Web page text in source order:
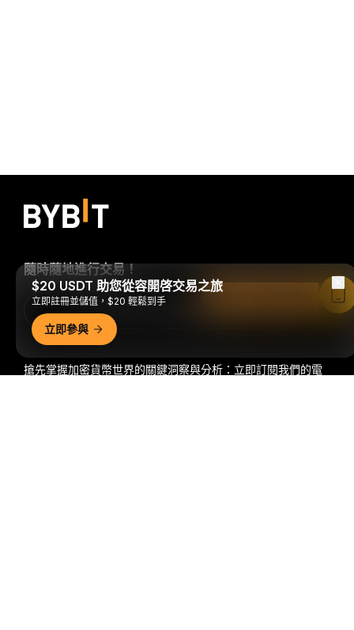
搶先掌握加密貨幣世界的關鍵洞察與分析：立即訂閱我們的電
隨時隨地進行交易！
Download Bybit App
$20 USDT 助您從容開啓交易之旅
立即註冊並儲值，$20 輕鬆到手
立即參與